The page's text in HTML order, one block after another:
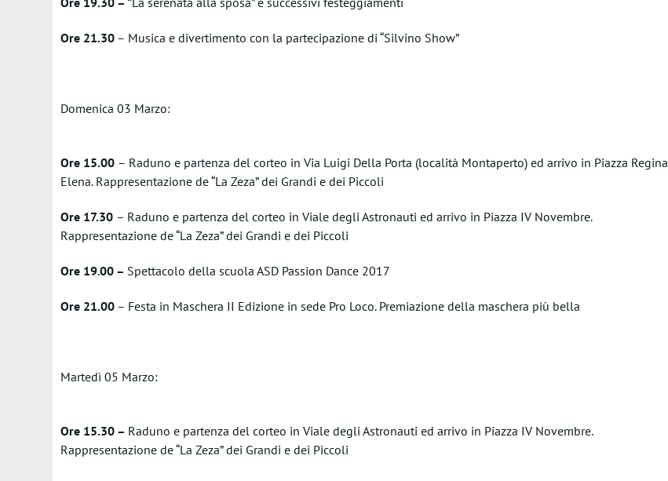
Ore 21.30– Musica e divertimento con la partecipazione di “Silvino Show”
Domenica 03 Marzo:
Ore 15.00 – Raduno e partenza del corteo in Via Luigi Della Porta (località Montaperto) ed arrivo in Piazza Regina
Elena. Rappresentazione de “La Zeza” dei Grandi e dei Piccoli
Ore 17.30 – Raduno e partenza del corteo in Viale degli Astronauti ed arrivo in Piazza IV Novembre.
Rappresentazione de “La Zeza” dei Grandi e dei Piccoli
Ore 19.00 – Spettacolo della scuola ASD Passion Dance 2017
Ore 21.00– Festa in Maschera II Edizione in sede Pro Loco. Premiazione della maschera più bella
Martedì 05 Marzo:
Ore 15.30 – Raduno e partenza del corteo in Viale degli Astronauti ed arrivo in Piazza IV Novembre.
Rappresentazione de “La Zeza” dei Grandi e dei Piccoli